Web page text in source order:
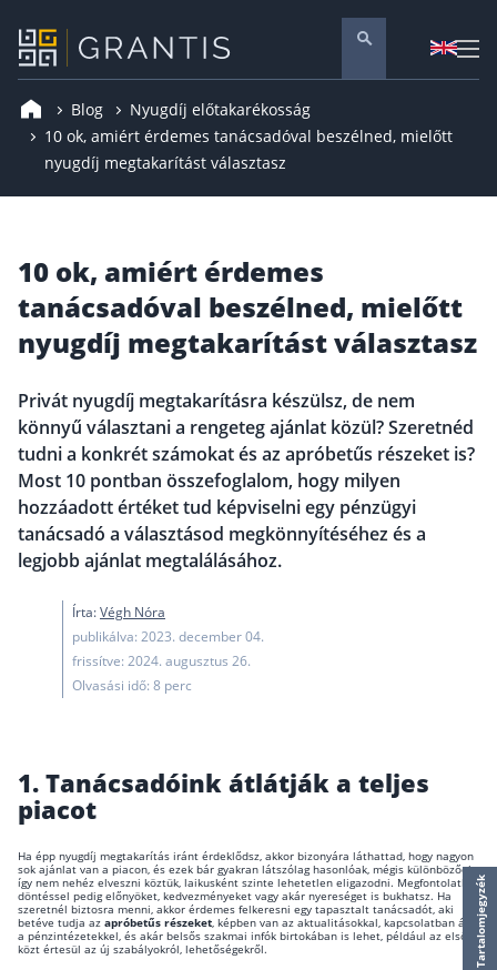
Pénzügyi tanácsadás
Nyugdíj előtakarékosság
Melyiket válaszd? Nyugdíjbiztosítás, NYESZ vagy
Nyugdíj előtakarékossági számla (NYESZ)
Nyugdíj tanácsadás 🪙
Nyugdíj megtakarítás – Így válassz
Magánnyugdíjpénztár összefoglaló
Nyugdíjkorhatár táblázat és útmutató
Nyugdíj kisokos – A magyar nyugdíjrendszer
Egyszerű Állami Nyugdíjkalkulátor
Önkéntes Nyugdíjpénztárak hozamai
Nyugdíjbiztosítás
Nyugdíjbiztosítás vagy NYESZ? Melyik a jobb?
Melyik a legolcsóbb nyugdíjbiztosítás?
Nyugdíjbiztosítás adókedvezmény és adójóváírás
Nyugdíjbiztosítás hozamok
Nyugdíjbiztosítás költségek
Életbiztosítások
Blog
Nyugdíj előtakarékosság
10 ok, amiért érdemes tanácsadóval beszélned, mielőtt
nyugdíj megtakarítást választasz
10 ok, amiért érdemes
tanácsadóval beszélned, mielőtt
nyugdíj megtakarítást választasz
Privát nyugdíj megtakarításra készülsz, de nem
könnyű választani a rengeteg ajánlat közül? Szeretnéd
tudni a konkrét számokat és az apróbetűs részeket is?
Most 10 pontban összefoglalom, hogy milyen
hozzáadott értéket tud képviselni egy pénzügyi
tanácsadó a választásod megkönnyítéséhez és a
legjobb ajánlat megtalálásához.
Írta:Végh Nóra
publikálva: 2023. december 04.
frissítve: 2024. augusztus 26.
Olvasási idő: 8 perc
1. Tanácsadóink átlátják a teljes
piacot
Ha épp nyugdíj megtakarítás iránt érdeklődsz, akkor bizonyára láthattad, hogy nagyon
sok ajánlat van a piacon, és ezek bár gyakran látszólag hasonlóak, mégis különbözőek,
így nem nehéz elveszni köztük, laikusként szinte lehetetlen eligazodni. Megfontolatlan
döntéssel pedig előnyöket, kedvezményeket vagy akár nyereséget is bukhatsz. Ha
szeretnél biztosra menni, akkor érdemes felkeresni egy tapasztalt tanácsadót, aki
betéve tudja az apróbetűs részeket, képben van az aktualitásokkal, kapcsolatban áll
a pénzintézetekkel, és akár belsős szakmai infók birtokában is lehet, például az elsők
közt értesül az új szabályokról, lehetőségekről.
Tartalomjegyzék